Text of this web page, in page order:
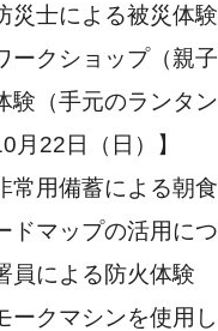
よる被災体験
ップ（親子で新
元のランタンの
日（日）】
蓄による朝食、
の活用について
よる防火体験
を使用した火